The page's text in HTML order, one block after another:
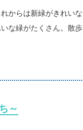
からは新緑がきれいな
な緑がたくさん。散歩
～